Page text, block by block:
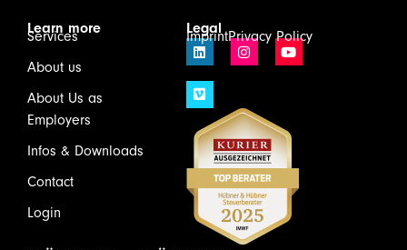
Learn more
Services
About us
About Us as
Employers
Infos & Downloads
Contact
Login
Legal
ImprintPrivacy Policy